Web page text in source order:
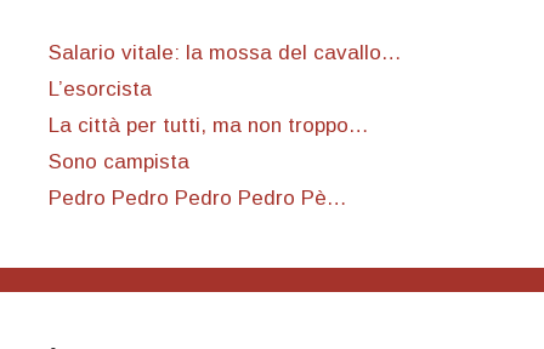
Salario vitale: la mossa del cavallo…
L’esorcista
La città per tutti, ma non troppo…
Sono campista
Pedro Pedro Pedro Pedro Pè…